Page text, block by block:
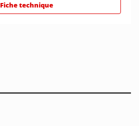
Fiche technique